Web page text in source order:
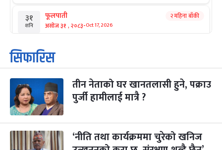
३१
शनि
फूलपाती
असोज ३१ , २०८३-Oct 17, 2026
२ महिना बाँकी
१
आइत
कार्तिक सङ्क्रान्ति
कार्तिक १, २०८३
३
मंगल
महानवमी
कार्तिक ३, २०८३-Oct 20, 2026
२ महिना बाँकी
४
बुध कार्तिक ४, २०८३ -Oct 21, 2026
सिफारिस
तीन नेताको घर खानतलासी हुने, पक्राउ
पुर्जी हामीलाई मात्रै ?
‘नीति तथा कार्यक्रममा चुरेको खनिज